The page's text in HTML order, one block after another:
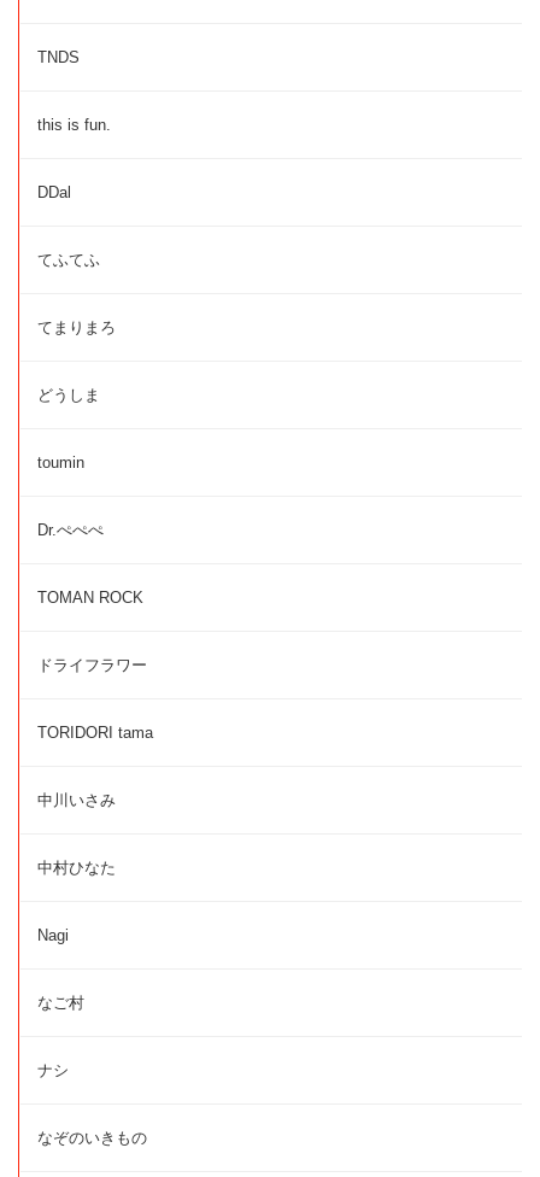
TNDS
this is fun.
DDal
てふてふ
てまりまろ
どうしま
toumin
Dr.ぺぺぺ
TOMAN ROCK
ドライフラワー
TORIDORI tama
中川いさみ
中村ひなた
Nagi
なご村
ナシ
なぞのいきもの